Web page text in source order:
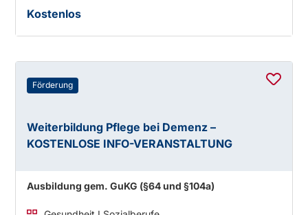
Kostenlos
Förderung
Weiterbildung Pflege bei Demenz –
KOSTENLOSE INFO-VERANSTALTUNG
Ausbildung gem. GuKG (§64 und §104a)